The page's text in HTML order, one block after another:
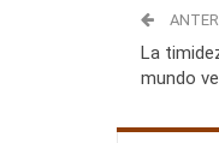
La
mundo